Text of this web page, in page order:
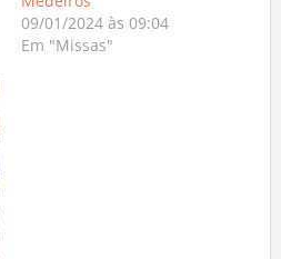
Medeiros
09/01/2024 às 09:04
Em "Missas"